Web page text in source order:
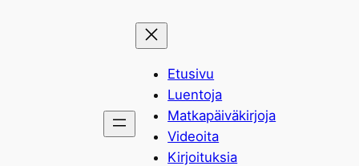
Etusivu
Luentoja
Matkapäiväkirjoja
Videoita
Kirjoituksia